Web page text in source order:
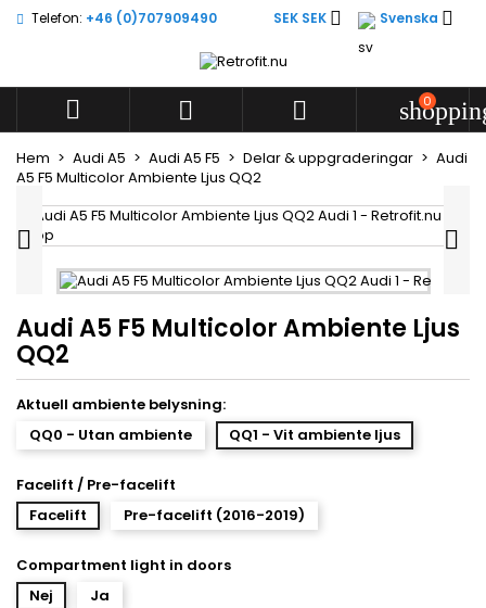
Telefon: +46 (0)707909490 Svenska 
SEK SEK 
   0
Hem Audi A5 Audi A5 F5 Delar & uppgraderingar
Audi
A5 F5 Multicolor Ambiente Ljus QQ2
 
Audi A5 F5 Multicolor Ambiente Ljus
QQ2
Aktuell ambiente belysning:
QQ0 - Utan ambiente
QQ1 - Vit ambiente ljus
Facelift / Pre-facelift
Facelift
Pre-facelift (2016-2019)
Compartment light in doors
Nej
Ja
Create new
((label))
((cancelText)) ((createText))
Du måste vara inloggad för att kunna lägga till produkter i
din önskelista.
((cancelText))